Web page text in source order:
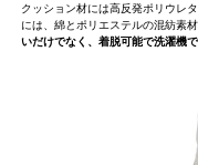
クッション材には高反発ポリウレ
には、綿とポリエステルの混紡素
いだけでなく、着脱可能で洗濯機